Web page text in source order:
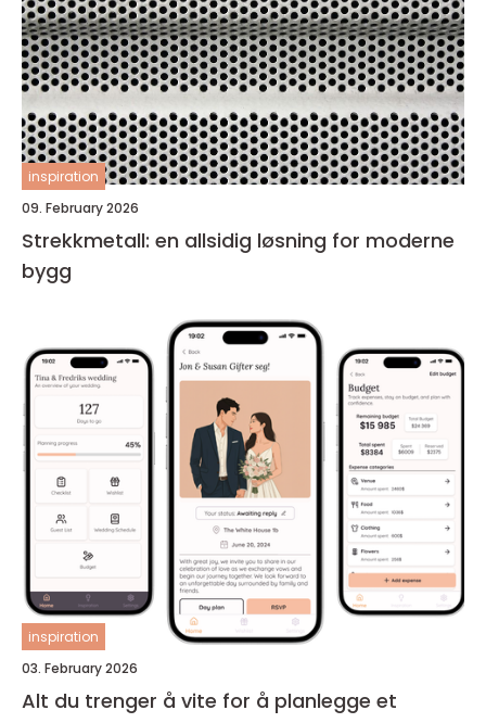
inspiration
09. February 2026
Strekkmetall: en allsidig løsning for moderne
bygg
inspiration
03. February 2026
Alt du trenger å vite for å planlegge et